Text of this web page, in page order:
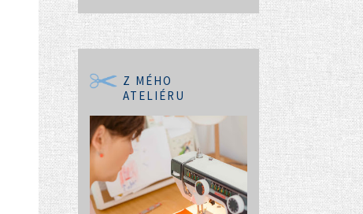
Z MÉHO
ATELIÉRU